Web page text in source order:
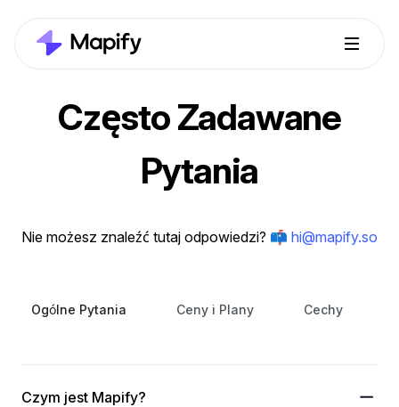
Często Zadawane
Pytania
Nie możesz znaleźć tutaj odpowiedzi? 📫 hi@mapify.so
Ogólne Pytania Ceny i Plany Cechy
Czym jest Mapify?